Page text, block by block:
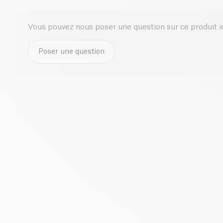
Vous pouvez nous poser une question sur ce produit
Poser une question